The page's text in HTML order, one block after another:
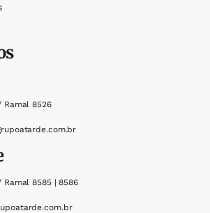
Ramal 8526
Ramal 8585 | 8586